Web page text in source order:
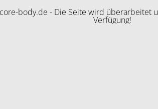
body.de - Die Seite wird überarbeitet
Verfügung!